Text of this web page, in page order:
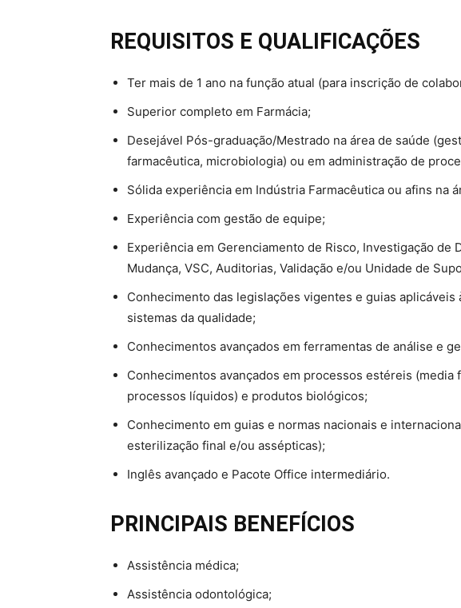
REQUISITOS E QUALIFICAÇÕES
Ter mais de 1 ano na função atual (para inscrição de
Superior completo em Farmácia;
Desejável Pós-graduação/Mestrado na área de saúde
farmacêutica, microbiologia) ou em administração de
Sólida experiência em Indústria Farmacêutica ou afins na
Experiência com gestão de equipe;
Experiência em Gerenciamento de Risco, Investigação de
Mudança, VSC, Auditorias, Validação e/ou Unidade de
Conhecimento das legislações vigentes e guias
sistemas da qualidade;
Conhecimentos avançados em ferramentas de análise e
Conhecimentos avançados em processos estéreis
processos líquidos) e produtos biológicos;
Conhecimento em guias e normas nacionais e
esterilização final e/ou assépticas);
Inglês avançado e Pacote Office intermediário.
PRINCIPAIS BENEFÍCIOS
Assistência médica;
Assistência odontológica;